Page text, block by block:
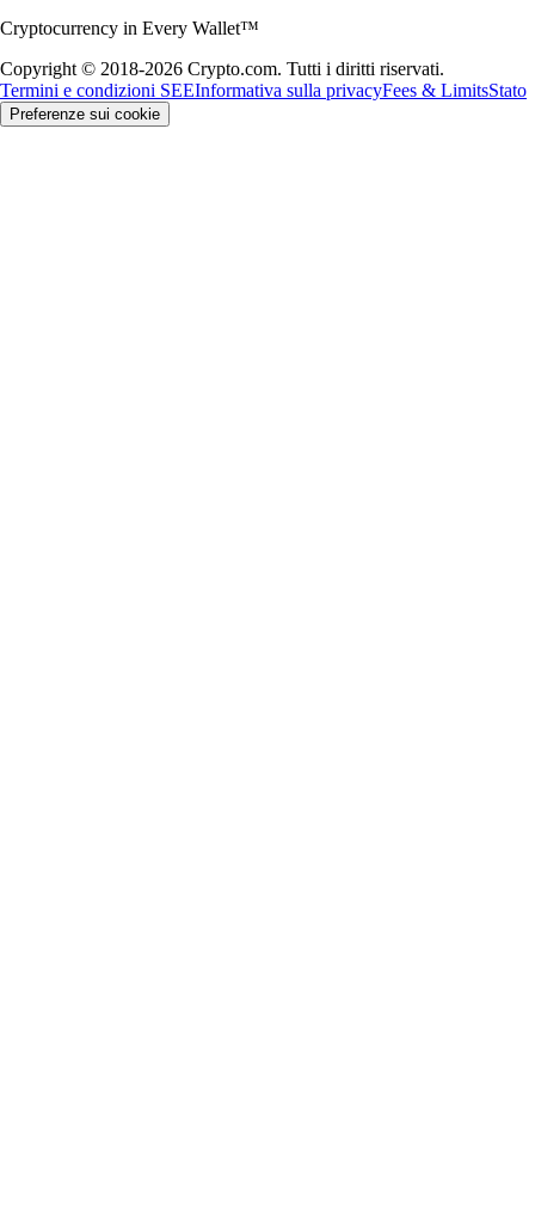
Cryptocurrency in Every Wallet™
Copyright © 2018-2026 Crypto.com. Tutti i diritti riservati.
Termini e condizioni SEEInformativa sulla privacyFees & LimitsStato
Preferenze sui cookie